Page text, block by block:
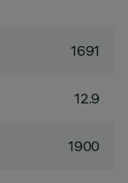
1691
12.9
1900